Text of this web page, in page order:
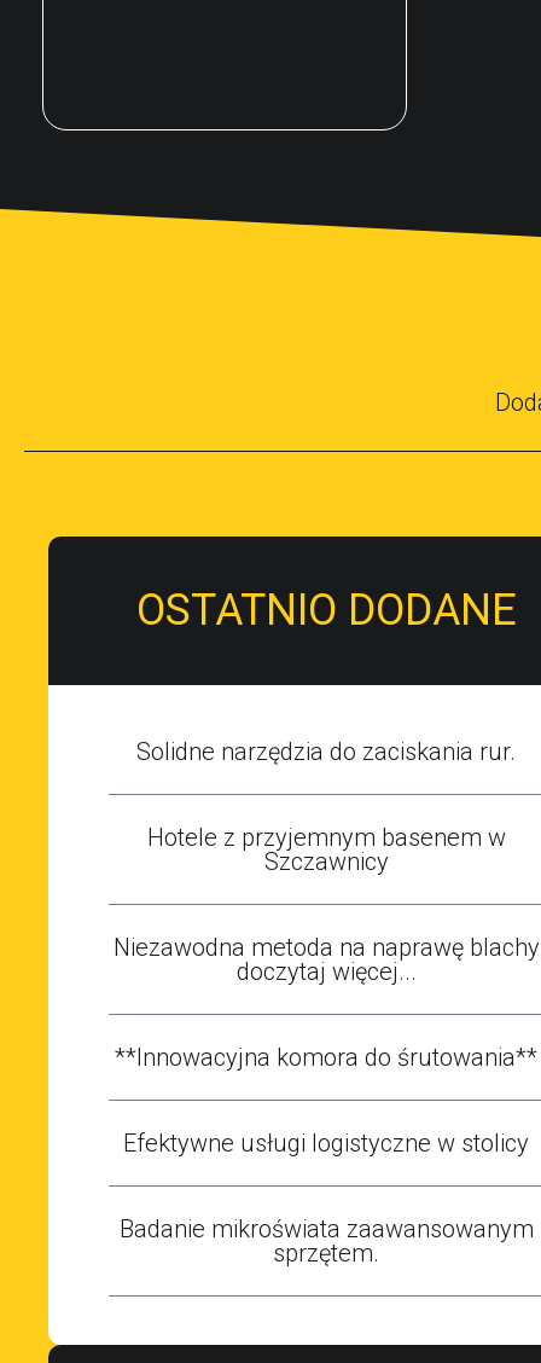
OSTATNIO DODANE
Solidne narzędzia do zaciskania rur.
Hotele z przyjemnym basenem w
Szczawnicy
Niezawodna metoda na naprawę blachy
doczytaj więcej...
**Innowacyjna komora do śrutowania**
Efektywne usługi logistyczne w stolicy
Badanie mikroświata zaawansowanym
sprzętem.